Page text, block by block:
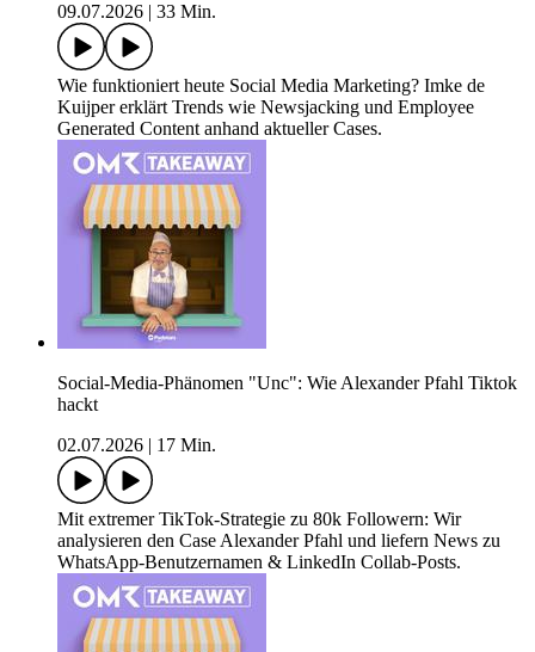
09.07.2026
33 Min.
Wie funktioniert heute Social Media Marketing? Imke de
Kuijper erklärt Trends wie Newsjacking und Employee
Generated Content anhand aktueller Cases.
Social-Media-Phänomen "Unc": Wie Alexander Pfahl Tiktok
hackt
02.07.2026
17 Min.
Mit extremer TikTok-Strategie zu 80k Followern: Wir
analysieren den Case Alexander Pfahl und liefern News zu
WhatsApp-Benutzernamen & LinkedIn Collab-Posts.